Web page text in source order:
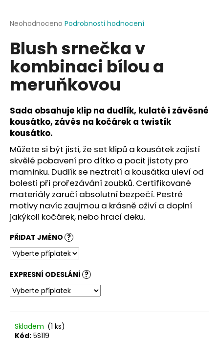
Průměrné
produktu
je
0,0
5
hvězdiček.
Neohodnoceno Podrobnosti hodnocení
Blush srnečka v
kombinaci bílou a
meruňkovou
Sada obsahuje klip na dudlík, kulaté i závěsné
kousátko, závěs na kočárek a twistík
kousátko.
Můžete si být jisti, že set klipů a kousátek zajistí
skvělé pobavení pro dítko a pocit jistoty pro
maminku. Dudlík se neztratí a kousátka uleví od
bolesti při prořezávání zoubků. Certifikované
materiály zaručí absolutní bezpečí. Pestré
motivy navíc zaujmou a krásně oživí a doplní
jakýkoli kočárek, nebo hrací deku.
PŘIDAT JMÉNO ?
EXPRESNÍ ODESLÁNÍ ?
Skladem (1 ks)
Kód: 5S119
j
t
?
HLEDAT
D
o
p
o
r
u
č
u
j
e
m
e